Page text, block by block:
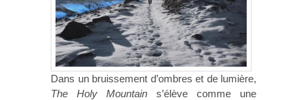
Dans un bruissement d’ombres et de lumière,
The Holy Mountain s’élève comme une